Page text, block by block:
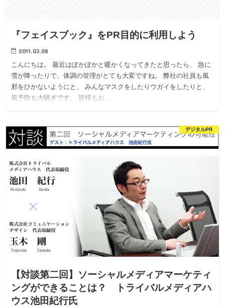
『フェイスブック』をPR目的に利用しよう
2011.03.08
こんにちは。 最近はぽかぽかと暖かくなってきたと思ったら、 急に
雪が降ったりで、体調の管理がとても大変ですね。 弊社の社員も風
邪をひかないようにと、 みんなマスクをしたりウガイをしたりと、
風予防も大騒ぎです。 皆様もお…
デジタルPR
【対談第二回】ソーシャルメディアマーケティ
ングができることは？ トライバルメディアハ
ウス池田紀行氏